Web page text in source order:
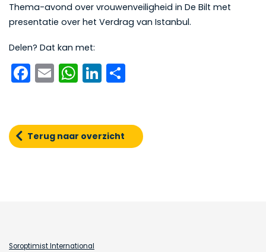
Thema-avond over vrouwenveiligheid in De Bilt met
presentatie over het Verdrag van Istanbul.
Delen? Dat kan met:
Facebook
EmailWhatsApp
LinkedIn
Terug naar overzicht
Soroptimist International